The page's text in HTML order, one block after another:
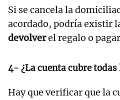
Si se cancela la
acordado, podría existir
devolverel regalo o
4- ¿La cuenta cubre todas
Hay que verificar que la